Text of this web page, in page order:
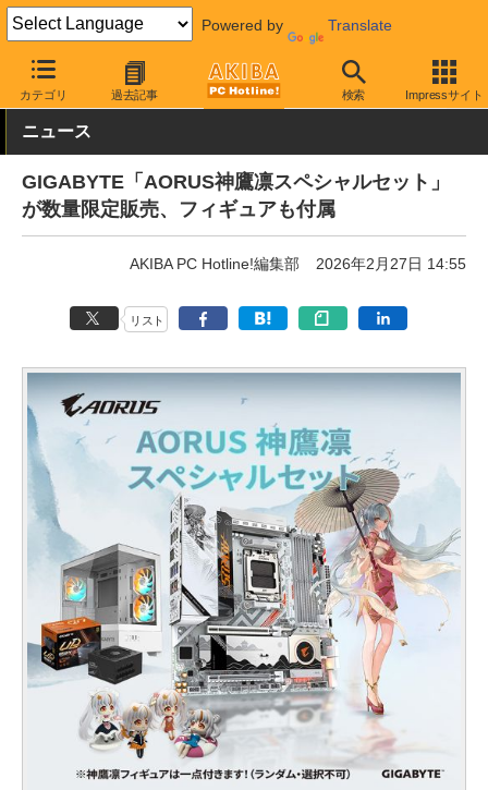
Powered by Translate
カテゴリ 過去記事 検索 Impressサイト
AKIBA PC Hotline! PCパーツ マザーボード GIGABYTE
ニュース
GIGABYTE「AORUS神鷹凛スペシャルセット」
が数量限定販売、フィギュアも付属
AKIBA PC Hotline!編集部 2026年2月27日 14:55
リスト